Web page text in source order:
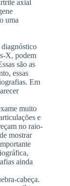
axial
uma
diagnóstico
X, podem
são as
essas
Em
muito
e
no raio-
mostrar
ainda
cabeça.